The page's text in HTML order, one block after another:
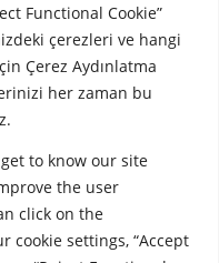
Functional Cookie”
çerezleri ve hangi
Çerez Aydınlatma
her zaman bu
to know our site
the user
click on the
cookie settings, “Accept
or correctness of the
Our company shall
loss of integrity and
in anyway to your